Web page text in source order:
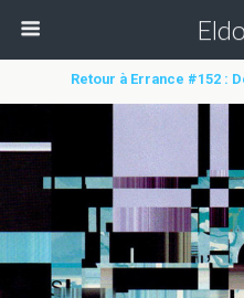
Retour à Errance #152 :